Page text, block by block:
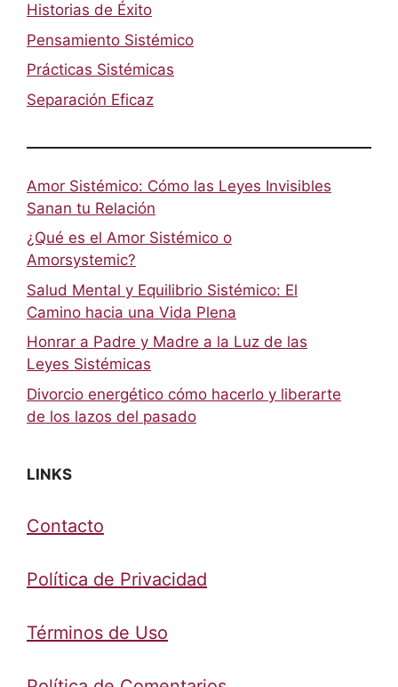
Historias de Éxito
Pensamiento Sistémico
Prácticas Sistémicas
Separación Eficaz
Amor Sistémico: Cómo las Leyes Invisibles
Sanan tu Relación
¿Qué es el Amor Sistémico o
Amorsystemic?
Salud Mental y Equilibrio Sistémico: El
Camino hacia una Vida Plena
Honrar a Padre y Madre a la Luz de las
Leyes Sistémicas
Divorcio energético cómo hacerlo y liberarte
de los lazos del pasado
LINKS
Contacto
Política de Privacidad
Términos de Uso